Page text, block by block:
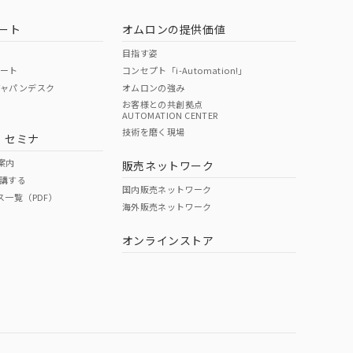
ト
ト
パンデスク
セミナ
内
する
覧（PDF）
オムロンの提供価値
目指す姿
コンセプト「i-Automation!」
オムロンの強み
お客様との共創拠点
AUTOMATION CENTER
技術を磨く現場
販売ネットワーク
国内販売ネットワーク
海外販売ネットワーク
オンラインストア